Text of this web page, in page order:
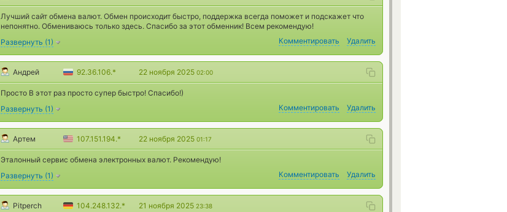
Лучший сайт обмена валют. Обмен происходит быстро, поддержка всегда поможет и подскажет что
непонятно. Обмениваюсь только здесь. Спасибо за этот обменник! Всем рекомендую!
Развернуть (1) Комментировать Удалить
Андрей 92.36.106.* 22 ноября 2025 02:00
Просто В этот раз просто супер быстро! Спасибо!)
Развернуть (1) Комментировать Удалить
Артем 107.151.194.* 22 ноября 2025 01:17
Эталонный сервис обмена электронных валют. Рекомендую!
Развернуть (1) Комментировать Удалить
Pitperch 104.248.132.* 21 ноября 2025 23:38